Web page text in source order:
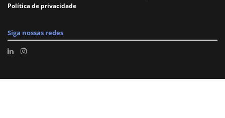
Política de privacidade
Siga nossas redes